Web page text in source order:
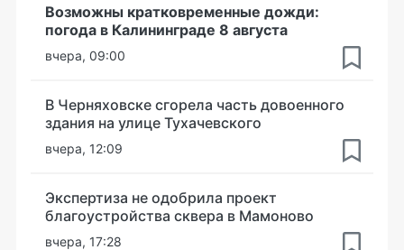
Возможны кратковременные дожди:
погода в Калининграде 8 августа
вчера, 09:00
В Черняховске сгорела часть довоенного
здания на улице Тухачевского
вчера, 12:09
Экспертиза не одобрила проект
благоустройства сквера в Мамоново
вчера, 17:28